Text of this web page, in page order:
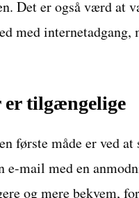
Det er også værd at
med internetadgang,
tilgængelige
første måde er ved
e-mail med en
og mere bekvem,